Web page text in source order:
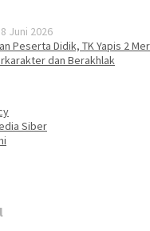
Juni 2026
Peserta Didik, TK Yapis 2
dan Berakhlak
Siber